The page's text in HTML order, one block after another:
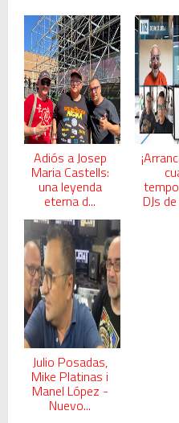
Adiós a Josep
Maria Castells:
una leyenda
eterna d... DJs
Julio Posadas,
Mike Platinas i
Manel López -
Nuevo...